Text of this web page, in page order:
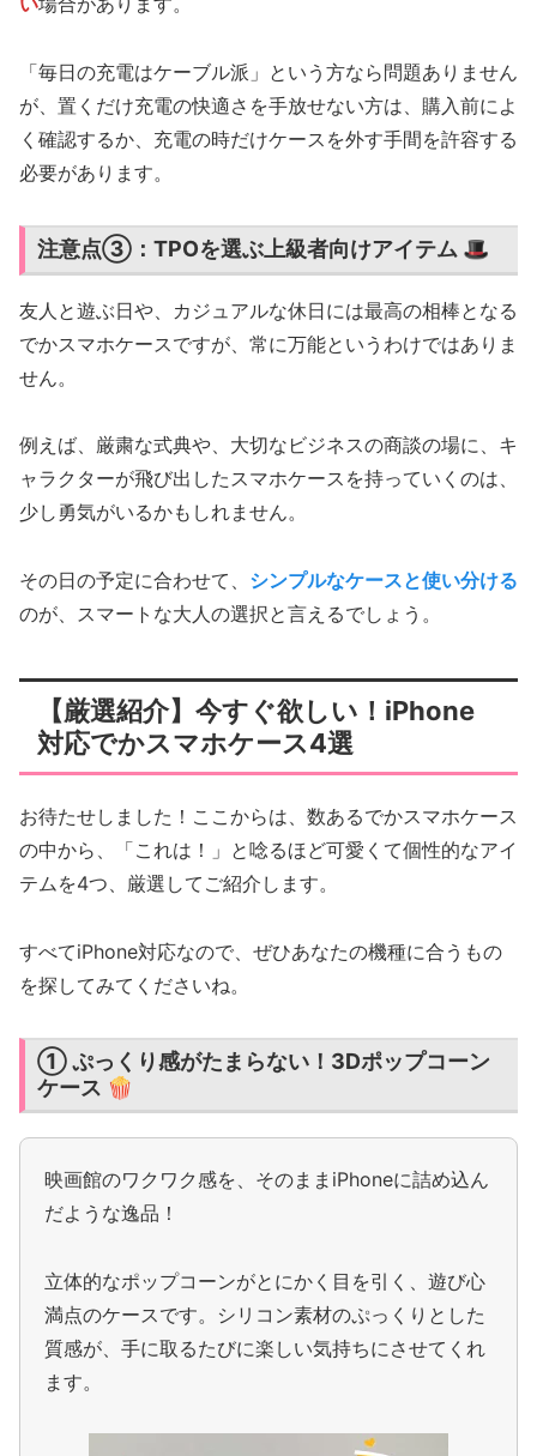
「毎日の充電はケーブル派」という方なら問題ありません
が、置くだけ充電の快適さを手放せない方は、購入前によ
く確認するか、充電の時だけケースを外す手間を許容する
必要があります。
注意点③：TPOを選ぶ上級者向けアイテム 🎩
友人と遊ぶ日や、カジュアルな休日には最高の相棒となる
でかスマホケースですが、常に万能というわけではありま
せん。
例えば、厳粛な式典や、大切なビジネスの商談の場に、キ
ャラクターが飛び出したスマホケースを持っていくのは、
少し勇気がいるかもしれません。
その日の予定に合わせて、 シンプルなケースと使い分ける
のが、スマートな大人の選択と言えるでしょう。
【厳選紹介】今すぐ欲しい！iPhone
対応でかスマホケース4選
お待たせしました！ここからは、数あるでかスマホケース
の中から、「これは！」と唸るほど可愛くて個性的なアイ
テムを4つ、厳選してご紹介します。
すべてiPhone対応なので、ぜひあなたの機種に合うもの
を探してみてくださいね。
① ぷっくり感がたまらない！3Dポップコーン
ケース 🍿
映画館のワクワク感を、そのままiPhoneに詰め込ん
だような逸品！
立体的なポップコーンがとにかく目を引く、遊び心
満点のケースです。シリコン素材のぷっくりとした
質感が、手に取るたびに楽しい気持ちにさせてくれ
ます。